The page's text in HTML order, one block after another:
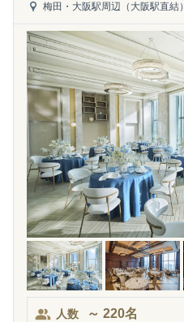
梅田・大阪駅周辺（大阪駅直結）
人数 ～ 220名